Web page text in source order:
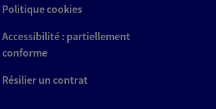
Puy En Velay
Politique cookies
Accessibilité : partiellement
conforme
Résilier un contrat